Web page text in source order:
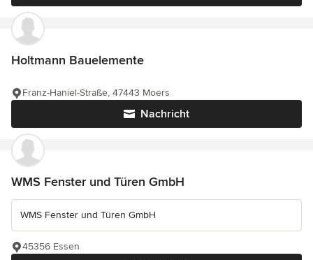
Holtmann Bauelemente
Nachricht
Franz-Haniel-Straße, 47443 Moers
WMS Fenster und Türen GmbH
WMS Fenster und Türen GmbH
45356 Essen